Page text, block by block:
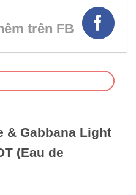
trên FB
& Gabbana Light
(Eau de